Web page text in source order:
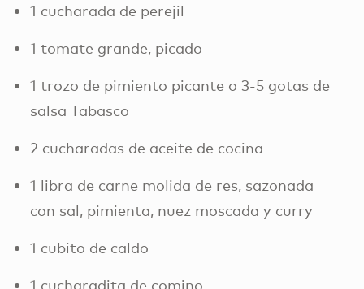
1 cucharada de perejil
1 tomate grande, picado
1 trozo de pimiento picante o 3-5 gotas de
salsa Tabasco
2 cucharadas de aceite de cocina
1 libra de carne molida de res, sazonada
con sal, pimienta, nuez moscada y curry
1 cubito de caldo
1 cucharadita de comino